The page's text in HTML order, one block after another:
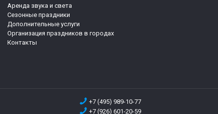
Аренда звука и света
Сезонные праздники
Дополнительные услуги
Организация праздников в городах
Контакты
+7 (495) 989-10-77
+7 (926) 601-20-59